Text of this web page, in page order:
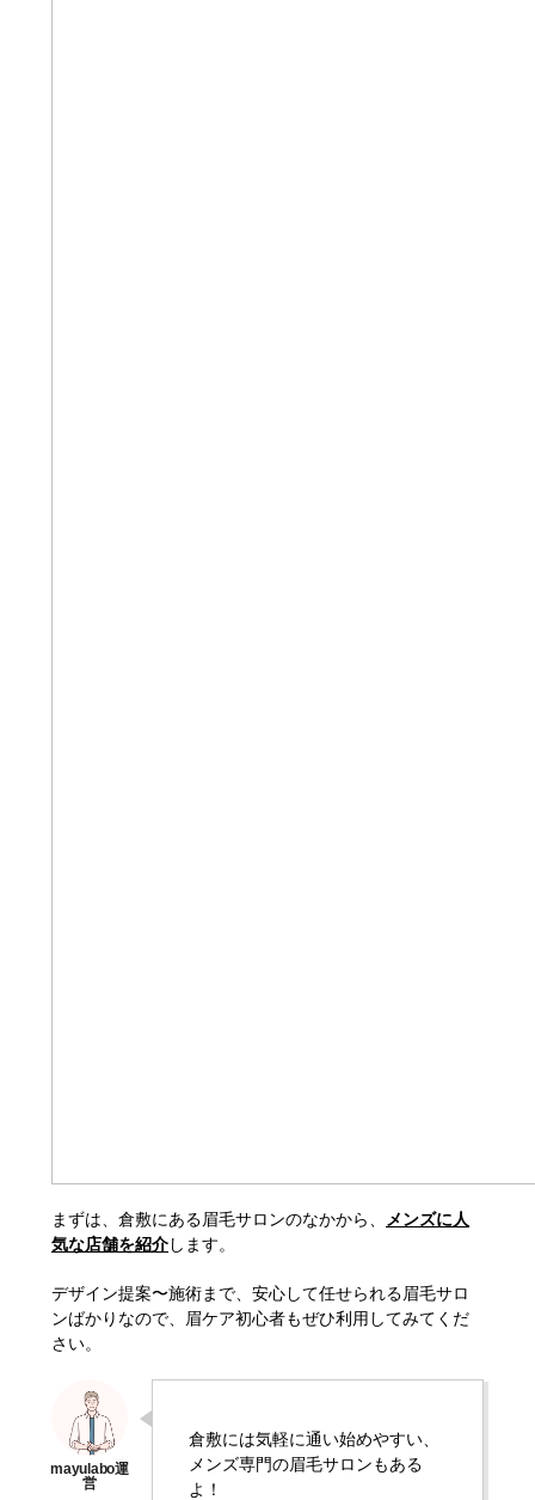
まずは、倉敷にある眉毛サロンのなかから、 メンズに人
気な店舗を紹介します。
デザイン提案〜施術まで、安心して任せられる眉毛サロ
ンばかりなので、眉ケア初心者もぜひ利用してみてくだ
さい。
倉敷には気軽に通い始めやすい、
メンズ専門の眉毛サロンもある
よ！